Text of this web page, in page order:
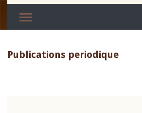
Publications periodique